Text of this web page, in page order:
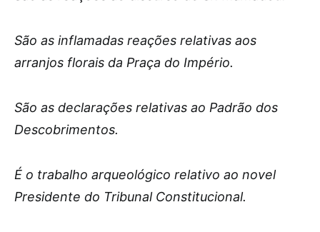
São as inflamadas reações relativas aos
arranjos florais da Praça do Império.
São as declarações relativas ao Padrão dos
Descobrimentos.
É o trabalho arqueológico relativo ao novel
Presidente do Tribunal Constitucional.